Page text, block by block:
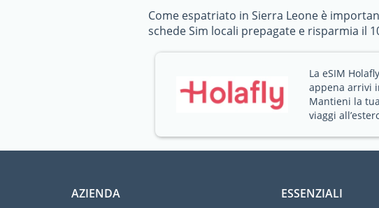
Come espatriato in Sierra Leone è
schede Sim locali prepagate e risparmia il
La eSIM
appena arrivi
Mantieni la
viaggi
AZIENDA ESSENZIALI